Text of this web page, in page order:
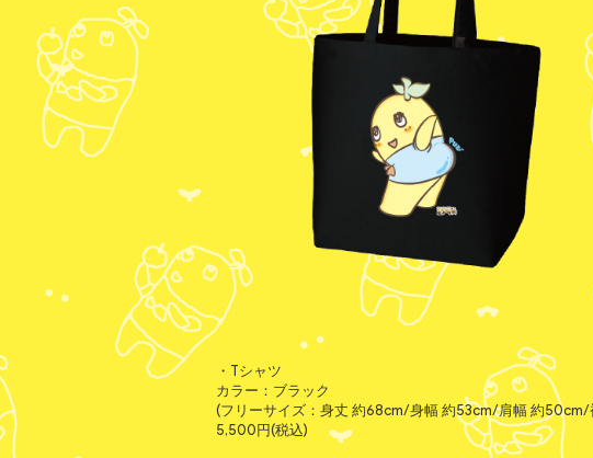
・Tシャツ
カラー：ブラック
(フリーサイズ：身丈 約68cm/身幅 約53cm/肩幅 約50cm/
5,500円(税込)